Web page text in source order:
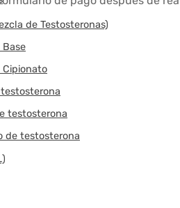
de Testosteronas)
Base
Cipionato
testosterona
de testosterona